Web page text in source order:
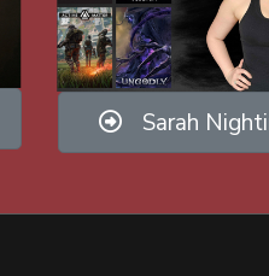
Sarah